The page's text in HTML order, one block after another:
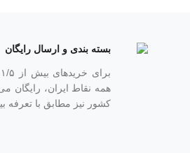
بسته بندی و ارسال رایگان
همه نقاط ایران، رایگان
کشور نیز مطابق با تعرفه